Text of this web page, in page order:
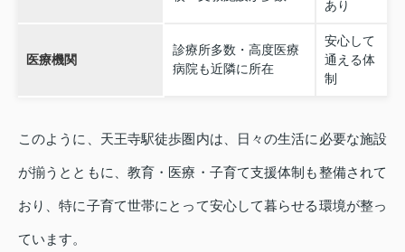
あり
医療機関
診療所多数・高度医療
病院も近隣に所在
安心して
通える体
制
このように、天王寺駅徒歩圏内は、日々の生活に必要な施設
が揃うとともに、教育・医療・子育て支援体制も整備されて
おり、特に子育て世帯にとって安心して暮らせる環境が整っ
ています。